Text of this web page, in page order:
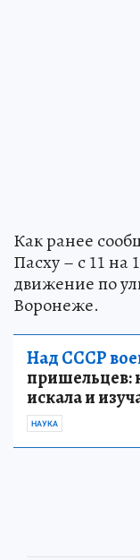
Как ранее
Пасху – с 11 на
движение по
Воронеже.
Над СССР
пришельцев:
искала и
НАУКА